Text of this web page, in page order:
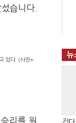
습니다.
있다. (사진=
뉴